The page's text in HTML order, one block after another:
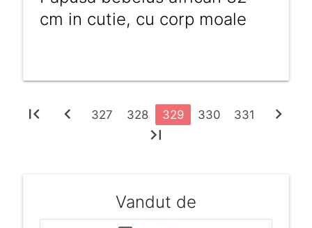
cm in cutie, cu corp moale
first_page chevron_left 327 328 329 330 331
chevron_right
last_page
Vandut de